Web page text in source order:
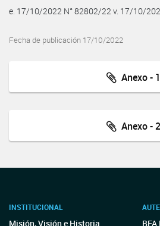
e. 17/10/2022 N° 82802/22 v. 17/10/
Fecha de publicación 17/10/2022
Anexo - 1
Anexo - 2
INSTITUCIONAL
Misión, Visión e Historia